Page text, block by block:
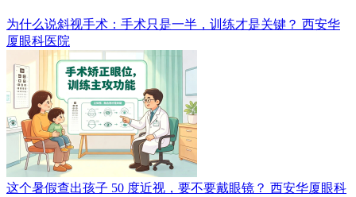
为什么说斜视手术：手术只是一半，训练才是关键？ 西安华
厦眼科医院
这个暑假查出孩子 50 度近视，要不要戴眼镜？ 西安华厦眼科